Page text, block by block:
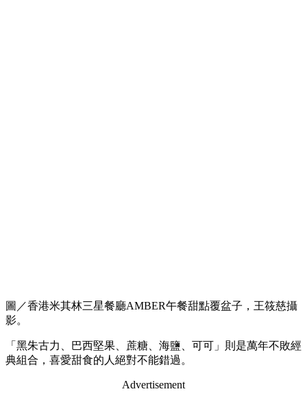
圖／香港米其林三星餐廳AMBER午餐甜點覆盆子，王筱慈攝
影。
「黑朱古力、巴西堅果、蔗糖、海鹽、可可」則是萬年不敗經
典組合，喜愛甜食的人絕對不能錯過。
Advertisement